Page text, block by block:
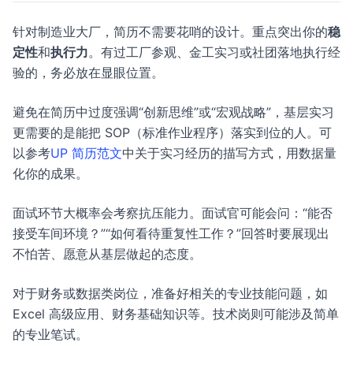
针对制造业大厂，简历不需要花哨的设计。重点突出你的稳
定性和执行力。有过工厂参观、金工实习或社团落地执行经
验的，务必放在显眼位置。
避免在简历中过度强调“创新思维”或“宏观战略”，基层实习
更需要的是能把 SOP（标准作业程序）落实到位的人。可
以参考UP 简历范文中关于实习经历的描写方式，用数据量
化你的成果。
面试环节大概率会考察抗压能力。面试官可能会问：“能否
接受车间环境？”“如何看待重复性工作？”回答时要展现出
不怕苦、愿意从基层做起的态度。
对于财务或数据类岗位，准备好相关的专业技能问题，如
Excel 高级应用、财务基础知识等。技术岗则可能涉及简单
的专业笔试。